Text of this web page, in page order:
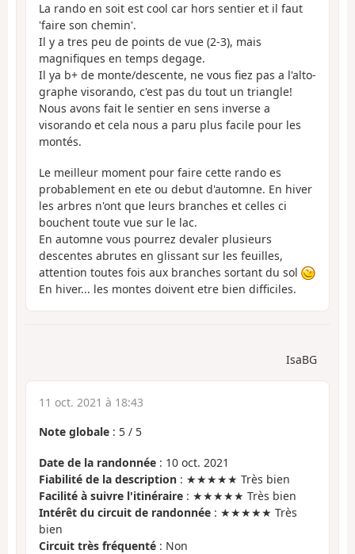
La rando en soit est cool car hors sentier et il faut
'faire son chemin'.
Il y a tres peu de points de vue (2-3), mais
magnifiques en temps degage.
Il ya b+ de monte/descente, ne vous fiez pas a l'alto-
graphe visorando, c'est pas du tout un triangle!
Nous avons fait le sentier en sens inverse a
visorando et cela nous a paru plus facile pour les
montés.
Le meilleur moment pour faire cette rando es
probablement en ete ou debut d'automne. En hiver
les arbres n'ont que leurs branches et celles ci
bouchent toute vue sur le lac.
En automne vous pourrez devaler plusieurs
descentes abrutes en glissant sur les feuilles,
attention toutes fois aux branches sortant du sol
En hiver... les montes doivent etre bien difficiles.
IsaBG
11 oct. 2021 à 18:43
Note globale : 5 / 5
Date de la randonnée : 10 oct. 2021
Fiabilité de la description : ★★★★★ Très bien
Facilité à suivre l'itinéraire : ★★★★★ Très bien
Intérêt du circuit de randonnée : ★★★★★ Très
bien
Circuit très fréquenté : Non